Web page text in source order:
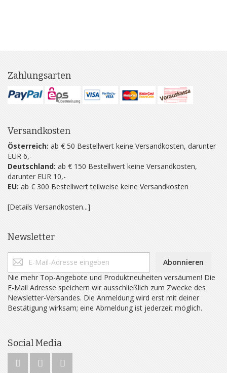
Zahlungsarten
Versandkosten
Österreich: ab € 50 Bestellwert keine Versandkosten, darunter
EUR 6,-
Deutschland: ab € 150 Bestellwert keine Versandkosten,
darunter EUR 10,-
EU: ab € 300 Bestellwert teilweise keine Versandkosten
[Details Versandkosten...]
Newsletter
Abonnieren
Nie mehr Top-Angebote und Produktneuheiten versäumen! Die
E-Mail Adresse speichern wir ausschließlich zum Zwecke des
Newsletter-Versandes. Die Anmeldung wird erst mit deiner
Bestätigung wirksam; eine Abmeldung ist jederzeit möglich.
Social Media